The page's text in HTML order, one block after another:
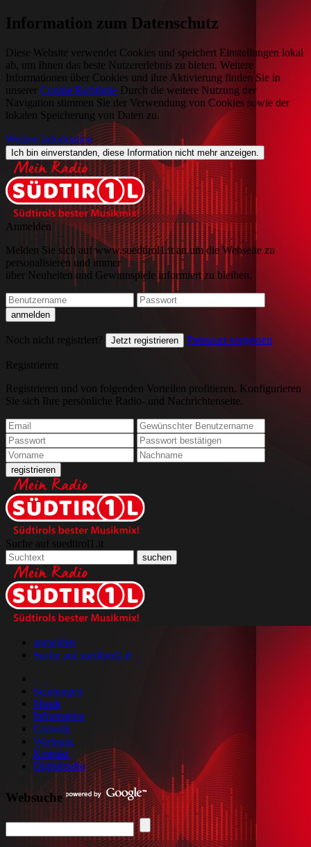
Information zum Datenschutz
Diese Website verwendet Cookies und speichert Einstellungen lokal
ab, um Ihnen das beste Nutzererlebnis zu bieten. Weitere
Informationen über Cookies und ihre Aktivierung finden Sie in
unserer Cookie Richtlinie Durch die weitere Nutzung der
Navigation stimmen Sie der Verwendung von Cookies sowie der
lokalen Speicherung von Daten zu.
Weitere Information
Ich bin einverstanden, diese Information nicht mehr anzeigen.
Anmelden
Melden Sie sich auf www.suedtirol1.it an um die Webseite zu
personalisieren und immer
über Neuheiten und Gewinnspiele informiert zu bleiben.
Noch nicht registriert? Jetzt registrieren Passwort vergessen
Registrieren
Registrieren und von folgenden Vorteilen profitieren. Konfigurieren
Sie sich Ihre persönliche Radio- und Nachrichtenseite.
Suche auf suedtirol1.it
anmelden
Suche auf suedtirol1.it
Sendungen
Musik
Information
Comedy
Werbung
Kontakt
Digitalradio
Websuche